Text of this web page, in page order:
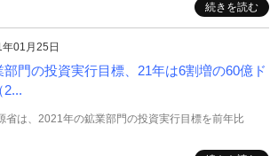
続きを読む
01月25日
部門の投資実行目標、21年は6割増の60億ド
2...
は、2021年の鉱業部門の投資実行目標を前年比